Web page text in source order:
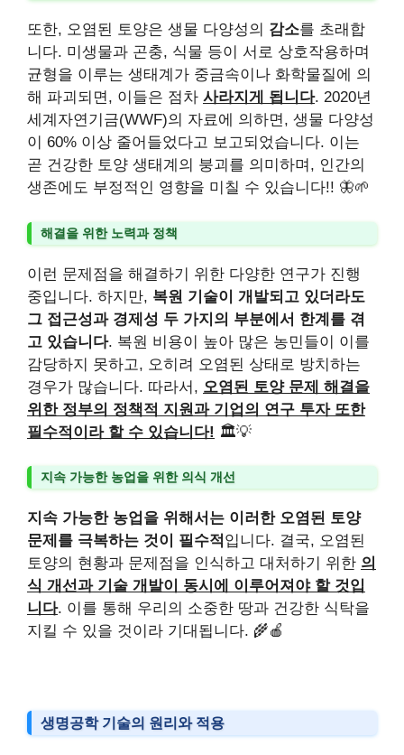
또한, 오염된 토양은 생물 다양성의 감소를 초래합
니다. 미생물과 곤충, 식물 등이 서로 상호작용하며
균형을 이루는 생태계가 중금속이나 화학물질에 의
해 파괴되면, 이들은 점차 사라지게 됩니다. 2020년
세계자연기금(WWF)의 자료에 의하면, 생물 다양성
이 60% 이상 줄어들었다고 보고되었습니다. 이는
곧 건강한 토양 생태계의 붕괴를 의미하며, 인간의
생존에도 부정적인 영향을 미칠 수 있습니다!! 🦋🌱
해결을 위한 노력과 정책
이런 문제점을 해결하기 위한 다양한 연구가 진행
중입니다. 하지만, 복원 기술이 개발되고 있더라도
그 접근성과 경제성 두 가지의 부분에서 한계를 겪
고 있습니다. 복원 비용이 높아 많은 농민들이 이를
감당하지 못하고, 오히려 오염된 상태로 방치하는
경우가 많습니다. 따라서, 오염된 토양 문제 해결을
위한 정부의 정책적 지원과 기업의 연구 투자 또한
필수적이라 할 수 있습니다! 🏛️💡
지속 가능한 농업을 위한 의식 개선
지속 가능한 농업을 위해서는 이러한 오염된 토양
문제를 극복하는 것이 필수적 입니다. 결국, 오염된
토양의 현황과 문제점을 인식하고 대처하기 위한 의
식 개선과 기술 개발이 동시에 이루어져야 할 것입
니다. 이를 통해 우리의 소중한 땅과 건강한 식탁을
지킬 수 있을 것이라 기대됩니다. 🌾🍎
생명공학 기술의 원리와 적용